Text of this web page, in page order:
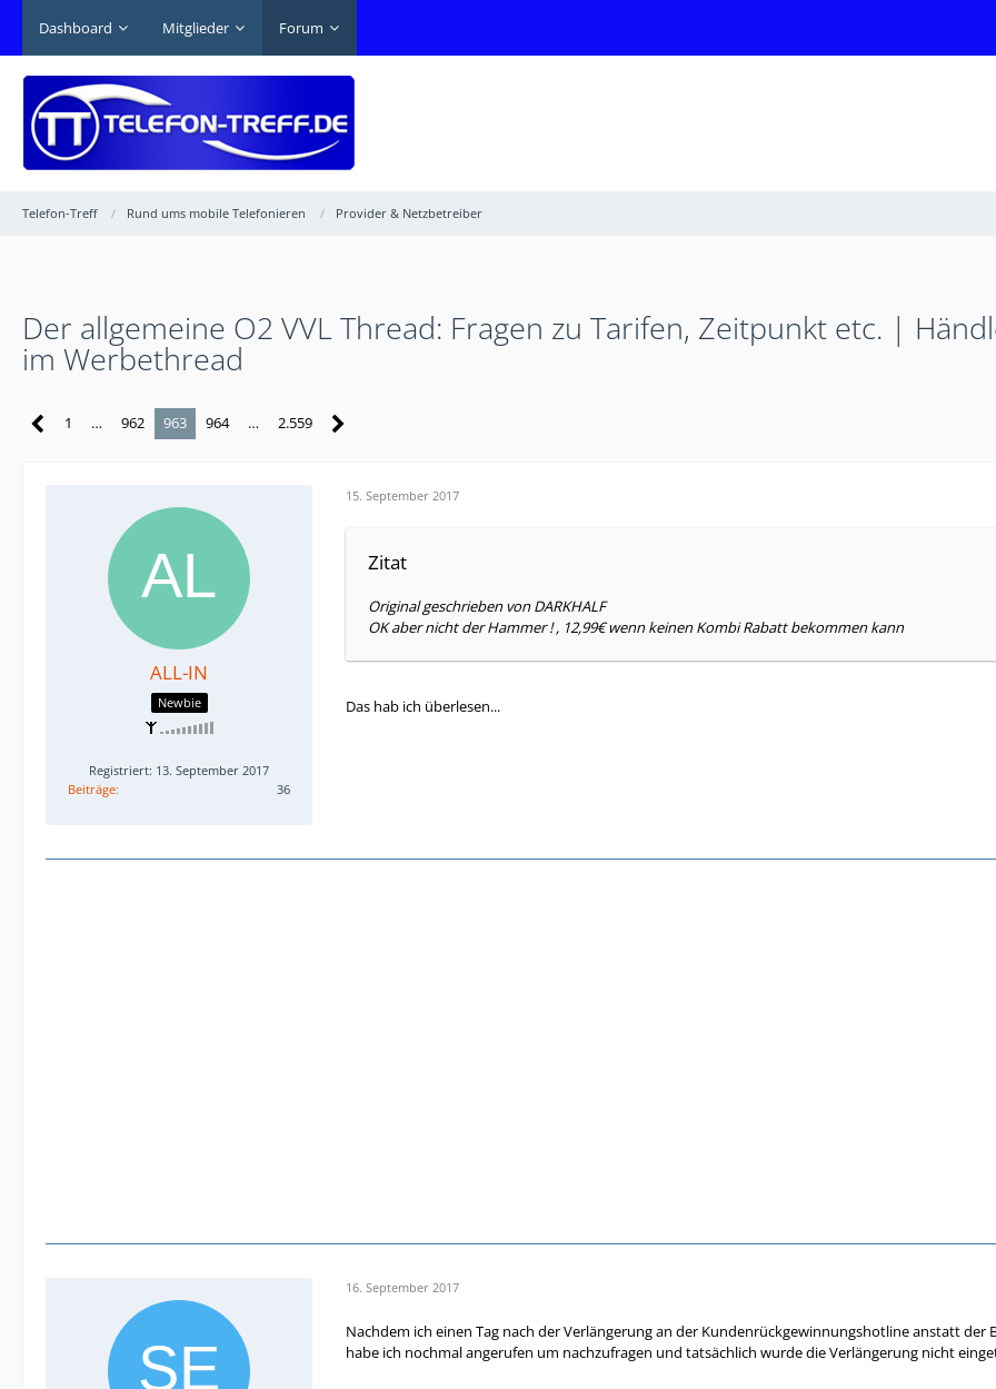
Dashboard Mitglieder Forum
Telefon-Treff Rund ums mobile Telefonieren Provider & Netzbetreiber
Der allgemeine O2 VVL Thread: Fragen zu Tarifen, Zeitpunkt etc. |
im Werbethread
1 … 962 963 964 … 2.559
ALL-IN
Newbie
Registriert: 13. September 2017
Beiträge
36
15. September 2017
Zitat
Original geschrieben von DARKHALF
OK aber nicht der Hammer ! , 12,99€ wenn keinen Kombi Rabatt bekommen kann
Das hab ich überlesen...
16. September 2017
Nachdem ich einen Tag nach der Verlängerung an der Kundenrückgewinnungshotline anstatt
habe ich nochmal angerufen um nachzufragen und tatsächlich wurde die Verlängerung nicht